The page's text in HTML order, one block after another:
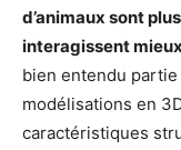
d’animaux sont
interagissent
bien entendu
modélisations en
caractéristiques